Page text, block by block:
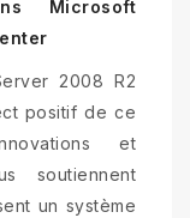
Microsoft
2008 R2
positif de ce
et
soutiennent
un système